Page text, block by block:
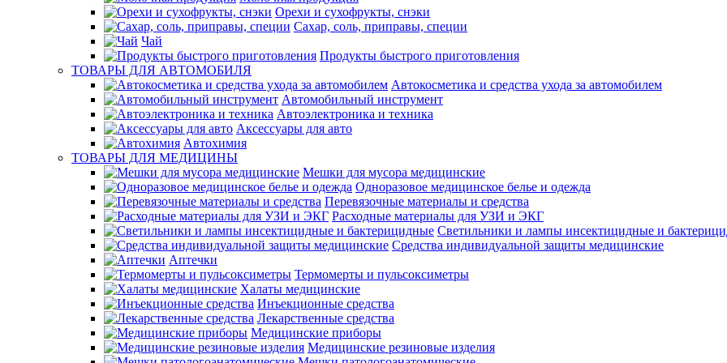
Орехи и сухофрукты, снэки
Сахар, соль, приправы, специи
Чай
Продукты быстрого приготовления
ТОВАРЫ ДЛЯ АВТОМОБИЛЯ
Автокосметика и средства ухода за автомобилем
Автомобильный инструмент
Автоэлектроника и техника
Аксессуары для авто
Автохимия
ТОВАРЫ ДЛЯ МЕДИЦИНЫ
Мешки для мусора медицинские
Одноразовое медицинское белье и одежда
Перевязочные материалы и средства
Расходные материалы для УЗИ и ЭКГ
Светильники и лампы инсектицидные и
Средства индивидуальной защиты медицинские
Аптечки
Термомерты и пульсоксиметры
Халаты медицинские
Инъекционные средства
Лекарственные средства
Медицинские приборы
Медицинские резиновые изделия